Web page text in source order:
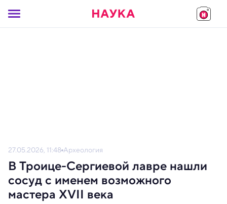
27.05.2026, 11:48 Археология
В Троице-Сергиевой лавре нашли
сосуд с именем возможного
мастера XVII века